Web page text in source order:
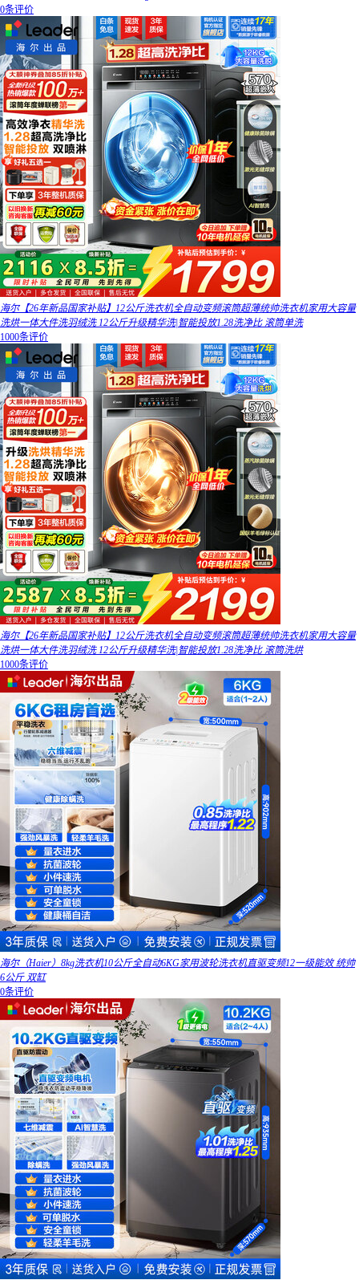
0条评价
海尔【26年新品国家补贴】12公斤洗衣机全自动变频滚筒超薄统帅洗衣机家用大容量
洗烘一体大件洗羽绒洗 12公斤升级精华洗|智能投放1.28洗净比 滚筒单洗
1000条评价
海尔【26年新品国家补贴】12公斤洗衣机全自动变频滚筒超薄统帅洗衣机家用大容量
洗烘一体大件洗羽绒洗 12公斤升级精华洗|智能投放1.28洗净比 滚筒洗烘
1000条评价
海尔（Haier）8kg洗衣机10公斤全自动6KG家用波轮洗衣机直驱变频12一级能效 统帅
6公斤 双缸
0条评价